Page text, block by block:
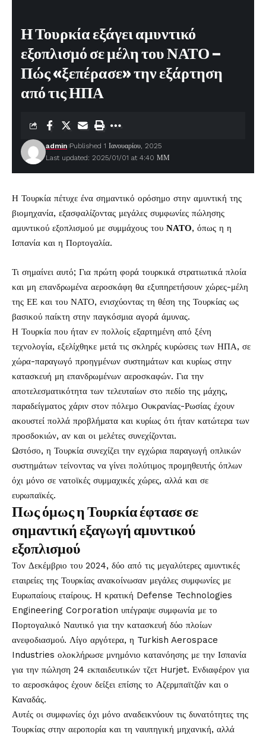
Η Τουρκία εξάγει αμυντικό
εξοπλισμό σε μέλη του ΝΑΤΟ –
Πώς «ξεπέρασε» την εξάρτηση
από τις ΗΠΑ
Last updated: 2025/01/01 at 4:40 ΜΜ
admin Published 1 Ιανουαρίου, 2025
Η Τουρκία πέτυχε ένα σημαντικό ορόσημο στην αμυντική της
βιομηχανία, εξασφαλίζοντας μεγάλες συμφωνίες πώλησης
αμυντικού εξοπλισμού με συμμάχους του ΝΑΤΟ, όπως η η
Ισπανία και η Πορτογαλία.
Τι σημαίνει αυτό; Για πρώτη φορά τουρκικά στρατιωτικά πλοία
και μη επανδρωμένα αεροσκάφη θα εξυπηρετήσουν χώρες-μέλη
της ΕΕ και του ΝΑΤΟ, ενισχύοντας τη θέση της Τουρκίας ως
βασικού παίκτη στην παγκόσμια αγορά άμυνας.
Η Τουρκία που ήταν εν πολλοίς εξαρτημένη από ξένη
τεχνολογία, εξελίχθηκε μετά τις σκληρές κυρώσεις των ΗΠΑ, σε
χώρα-παραγωγό προηγμένων συστημάτων και κυρίως στην
κατασκευή μη επανδρωμένων αεροσκαφών. Για την
αποτελεσματικότητα των τελευταίων στο πεδίο της μάχης,
παραδείγματος χάριν στον πόλεμο Ουκρανίας-Ρωσίας έχουν
ακουστεί πολλά προβλήματα και κυρίως ότι ήταν κατώτερα των
προσδοκιών, αν και οι μελέτες συνεχίζονται.
Ωστόσο, η Τουρκία συνεχίζει την εγχώρια παραγωγή οπλικών
συστημάτων τείνοντας να γίνει πολύτιμος προμηθευτής όπλων
όχι μόνο σε νατοϊκές συμμαχικές χώρες, αλλά και σε
ευρωπαϊκές.
Πως όμως η Τουρκία έφτασε σε
σημαντική εξαγωγή αμυντικού
εξοπλισμού
Τον Δεκέμβριο του 2024, δύο από τις μεγαλύτερες αμυντικές
εταιρείες της Τουρκίας ανακοίνωσαν μεγάλες συμφωνίες με
Ευρωπαίους εταίρους. Η κρατική Defense Technologies
Engineering Corporation υπέγραψε συμφωνία με το
Πορτογαλικό Ναυτικό για την κατασκευή δύο πλοίων
ανεφοδιασμού. Λίγο αργότερα, η Turkish Aerospace
Industries ολοκλήρωσε μνημόνιο κατανόησης με την Ισπανία
για την πώληση 24 εκπαιδευτικών τζετ Hurjet. Ενδιαφέρον για
το αεροσκάφος έχουν δείξει επίσης το Αζερμπαϊτζάν και ο
Καναδάς.
Αυτές οι συμφωνίες όχι μόνο αναδεικνύουν τις δυνατότητες της
Τουρκίας στην αεροπορία και τη ναυπηγική μηχανική, αλλά